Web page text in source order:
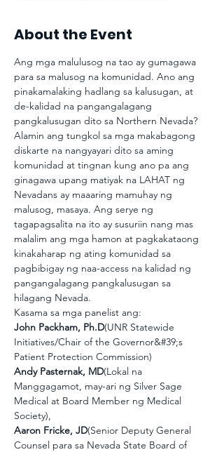
About the Event
Ang mga malulusog na tao ay gumagawa
para sa malusog na komunidad. Ano ang
pinakamalaking hadlang sa kalusugan, at
de-kalidad na pangangalagang
pangkalusugan dito sa Northern Nevada?
Alamin ang tungkol sa mga makabagong
diskarte na nangyayari dito sa aming
komunidad at tingnan kung ano pa ang
ginagawa upang matiyak na LAHAT ng
Nevadans ay maaaring mamuhay ng
malusog, masaya. Ang serye ng
tagapagsalita na ito ay susuriin nang mas
malalim ang mga hamon at pagkakataong
kinakaharap ng ating komunidad sa
pagbibigay ng naa-access na kalidad ng
pangangalagang pangkalusugan sa
hilagang Nevada.
Kasama sa mga panelist ang:
John Packham, Ph.D(UNR Statewide
Initiatives/Chair of the Governor&#39;s
Patient Protection Commission)
Andy Pasternak, MD(Lokal na
Manggagamot, may-ari ng Silver Sage
Medical at Board Member ng Medical
Society),
Aaron Fricke, JD(Senior Deputy General
Counsel para sa Nevada State Board of